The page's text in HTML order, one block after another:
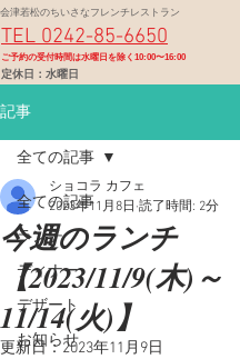
定休日：水曜日
TEL 0242-85-6650
会津若松のちいさなフレンチレストラン
​ご予約の受付時間は水曜日を除く10:00〜16:00
記事
全ての記事
ランチ
ディナー
デザート
お知らせ
全ての記事
今週のランチ
【2023/11/9(木)～
11/14(火)】
ショコラ カフェ
2023年11月8日 読了時間: 2分
更新日：2023年11月9日